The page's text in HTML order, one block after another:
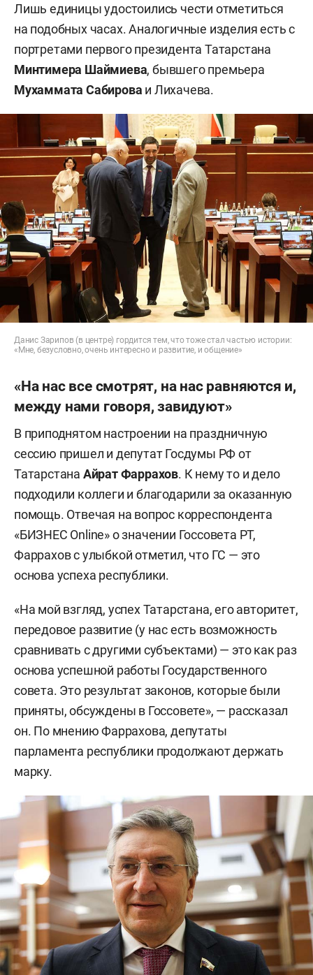
Лишь единицы удостоились чести отметиться
на подобных часах. Аналогичные изделия есть с
портретами первого президента Татарстана
Минтимера Шаймиева, бывшего премьера
Мухаммата Сабирова и Лихачева.
Данис Зарипов (в центре) гордится тем, что тоже стал частью истории:
«Мне, безусловно, очень интересно и развитие, и общение»
«На нас все смотрят, на нас равняются и,
между нами говоря, завидуют»
В приподнятом настроении на праздничную
сессию пришел и депутат Госдумы РФ от
Татарстана Айрат Фаррахов. К нему то и дело
подходили коллеги и благодарили за оказанную
помощь. Отвечая на вопрос корреспондента
«БИЗНЕС Online» о значении Госсовета РТ,
Фаррахов с улыбкой отметил, что ГС — это
основа успеха республики.
«На мой взгляд, успех Татарстана, его авторитет,
передовое развитие (у нас есть возможность
сравнивать с другими субъектами) — это как раз
основа успешной работы Государственного
совета. Это результат законов, которые были
приняты, обсуждены в Госсовете», — рассказал
он. По мнению Фаррахова, депутаты
парламента республики продолжают держать
марку.